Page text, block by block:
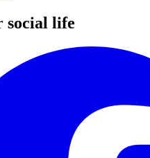
social life